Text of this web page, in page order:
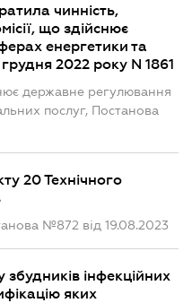
чинність,
що здійснює
енергетики та
2022 року N 1861
державне регулювання
послуг, Постанова
20 Технічного
№872 від 19.08.2023
інфекційних
яких